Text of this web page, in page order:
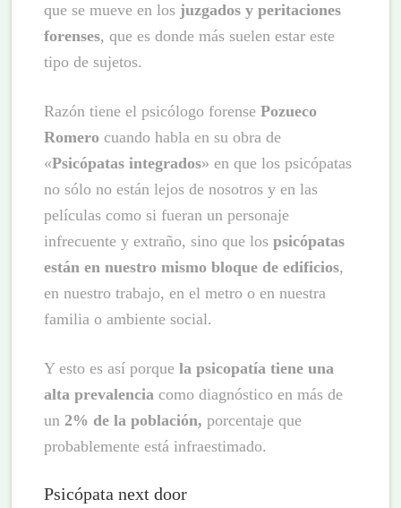
que se mueve en los juzgados y peritaciones
forenses, que es donde más suelen estar este
tipo de sujetos.
Razón tiene el psicólogo forensePozueco
Romero cuando habla en su obra de
«Psicópatas integrados» en que los psicópatas
no sólo no están lejos de nosotros y en las
películas como si fueran un personaje
infrecuente y extraño, sino que lospsicópatas
están en nuestro mismo bloque de edificios,
en nuestro trabajo, en el metro o en nuestra
familia o ambiente social.
Y esto es así porque la psicopatía tiene una
alta prevalencia como diagnóstico en más de
un2% de la población, porcentaje que
probablemente está infraestimado.
Psicópata next door